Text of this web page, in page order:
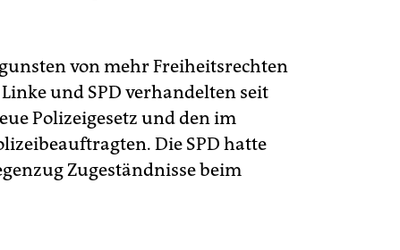
von mehr Freiheitsrechten
und SPD verhandelten seit
Polizeigesetz und den im
Die SPD hatte
Zugeständnisse beim